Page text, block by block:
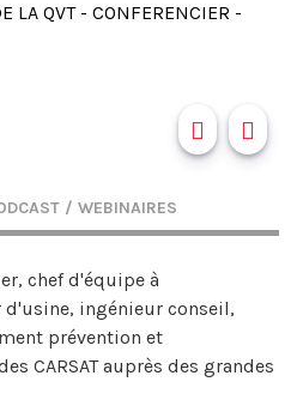
LA QVT - CONFERENCIER -
/ WEBINAIRES
chef d'équipe à
ingénieur conseil,
prévention et
CARSAT auprès des grandes